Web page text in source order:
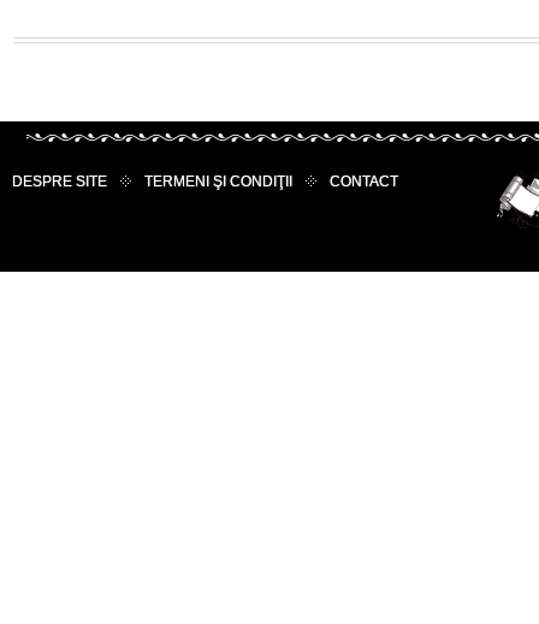
DESPRE SITE TERMENI ŞI CONDIŢII CONTACT